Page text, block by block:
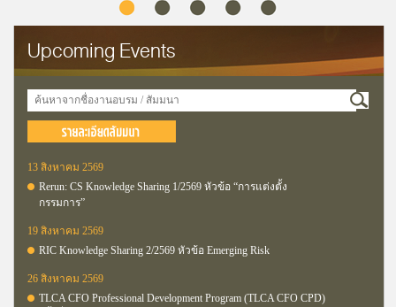
Upcoming Events
13 สิงหาคม 2569
Rerun: CS Knowledge Sharing 1/2569 หัวข้อ “การแต่งตั้ง
กรรมการ”
19 สิงหาคม 2569
RIC Knowledge Sharing 2/2569 หัวข้อ Emerging Risk
26 สิงหาคม 2569
TLCA CFO Professional Development Program (TLCA CFO CPD)